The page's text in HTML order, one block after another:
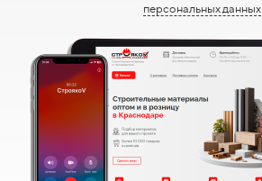
персональных данных